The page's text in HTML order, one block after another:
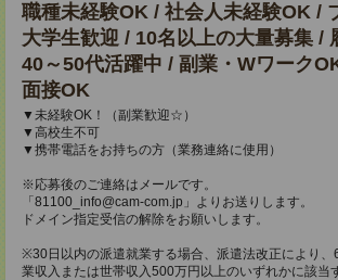
職種未経験OK / 社会人未経験OK /
大学生歓迎 / 10名以上の大量募集 /
40～50代活躍中 / 副業・Wワーク
面接OK
▼未経験OK！（副業歓迎☆）
▼高校生不可
▼携帯電話をお持ちの方（業務連絡に使用）
※応募後のご連絡はメールです。
「81100_info@cam-com.jp」よりお送りします。
ドメイン指定受信の解除をお願いします。
※30日以内の派遣就業する場合、派遣法改正により、
業収入または世帯収入500万円以上のいずれかに該当